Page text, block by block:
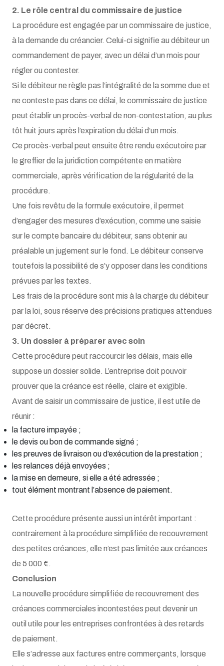
2. Le rôle central du commissaire de justice
La procédure est engagée par un commissaire de justice,
à la demande du créancier. Celui-ci signifie au débiteur un
commandement de payer, avec un délai d’un mois pour
régler ou contester.
Si le débiteur ne règle pas l’intégralité de la somme due et
ne conteste pas dans ce délai, le commissaire de justice
peut établir un procès-verbal de non-contestation, au plus
tôt huit jours après l’expiration du délai d’un mois.
Ce procès-verbal peut ensuite être rendu exécutoire par
le greffier de la juridiction compétente en matière
commerciale, après vérification de la régularité de la
procédure.
Une fois revêtu de la formule exécutoire, il permet
d’engager des mesures d’exécution, comme une saisie
sur le compte bancaire du débiteur, sans obtenir au
préalable un jugement sur le fond. Le débiteur conserve
toutefois la possibilité de s’y opposer dans les conditions
prévues par les textes.
Les frais de la procédure sont mis à la charge du débiteur
par la loi, sous réserve des précisions pratiques attendues
par décret.
3. Un dossier à préparer avec soin
Cette procédure peut raccourcir les délais, mais elle
suppose un dossier solide. L’entreprise doit pouvoir
prouver que la créance est réelle, claire et exigible.
Avant de saisir un commissaire de justice, il est utile de
réunir :
la facture impayée ;
le devis ou bon de commande signé ;
les preuves de livraison ou d’exécution de la prestation ;
les relances déjà envoyées ;
la mise en demeure, si elle a été adressée ;
tout élément montrant l’absence de paiement.
Cette procédure présente aussi un intérêt important :
contrairement à la procédure simplifiée de recouvrement
des petites créances, elle n’est pas limitée aux créances
de 5 000 €.
Conclusion
La nouvelle procédure simplifiée de recouvrement des
créances commerciales incontestées peut devenir un
outil utile pour les entreprises confrontées à des retards
de paiement.
Elle s’adresse aux factures entre commerçants, lorsque